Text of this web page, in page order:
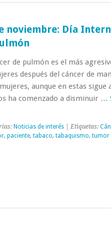
noviembre: Día
de pulmón es el más
después del cáncer de
aunque en estas
ha comenzado a disminuir …
Noticias de interés| Etiquetas:
, paciente, tabaco, tabaquismo, tumor